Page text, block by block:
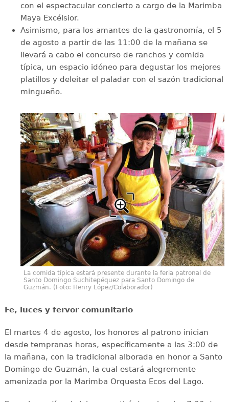
con el espectacular concierto a cargo de la Marimba
Maya Excélsior.
Asimismo, para los amantes de la gastronomía, el 5
de agosto a partir de las 11:00 de la mañana se
llevará a cabo el concurso de ranchos y comida
típica, un espacio idóneo para degustar los mejores
platillos y deleitar el paladar con el sazón tradicional
mingueño.
La comida típica estará presente durante la feria patronal de
Santo Domingo Suchitepéquez para Santo Domingo de
Guzmán. (Foto: Henry López/Colaborador)
Fe, luces y fervor comunitario
El martes 4 de agosto, los honores al patrono inician
desde tempranas horas, específicamente a las 3:00 de
la mañana, con la tradicional alborada en honor a Santo
Domingo de Guzmán, la cual estará alegremente
amenizada por la Marimba Orquesta Ecos del Lago.